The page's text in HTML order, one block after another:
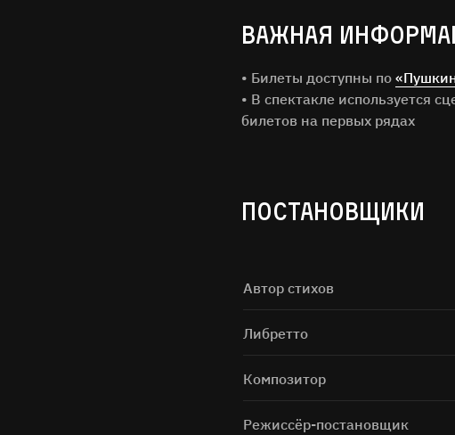
ВАЖНАЯ
• Билеты доступны по
• В спектакле используется
билетов на первых рядах
ПОСТАНОВЩИКИ
Автор стихов
Либретто
Композитор
Режиссёр-постановщик
Имя Фамилия
Город